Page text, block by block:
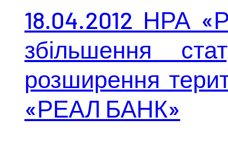
18.04.2012 НРА
збільшення
розширення
«РЕАЛ БАНК»